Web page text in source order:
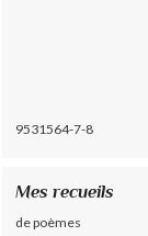
9531564-7-8
Mes recueils
de poèmes